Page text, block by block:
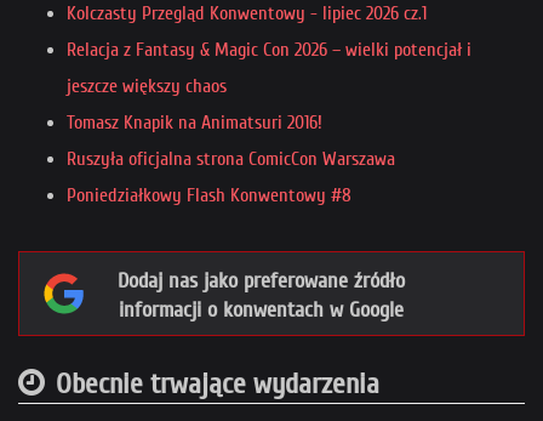
Kolczasty Przegląd Konwentowy - lipiec 2026 cz.1
Relacja z Fantasy & Magic Con 2026 – wielki potencjał i
jeszcze większy chaos
Tomasz Knapik na Animatsuri 2016!
Ruszyła oficjalna strona ComicCon Warszawa
Poniedziałkowy Flash Konwentowy #8
Dodaj nas jako preferowane źródło
informacji o konwentach w Google
Obecnie trwające wydarzenia